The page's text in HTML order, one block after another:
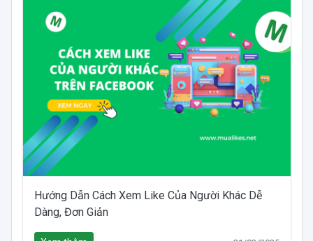
Hướng Dẫn Cách Xem Like Của Người Khác Dễ
Dàng, Đơn Giản